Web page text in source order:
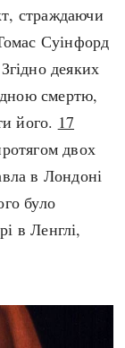
страждаючи
Суінфорд
деяких
смертю,
його. 17
двох
в Лондоні
було
в Ленглі,